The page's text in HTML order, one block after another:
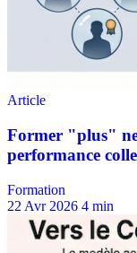
Formation
22 Avr 2026 4 min